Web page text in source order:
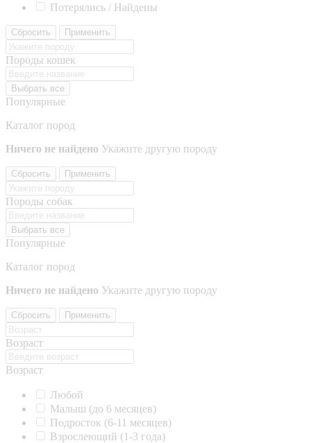
Потерялись / Найдены
Сбросить Применить
Породы кошек
Выбрать все
Популярные
Каталог пород
Ничего не найдено Укажите другую породу
Сбросить Применить
Породы собак
Выбрать все
Популярные
Каталог пород
Ничего не найдено Укажите другую породу
Сбросить Применить
Возраст
Возраст
Любой
Малыш (до 6 месяцев)
Подросток (6-11 месяцев)
Взрослеющий (1-3 года)